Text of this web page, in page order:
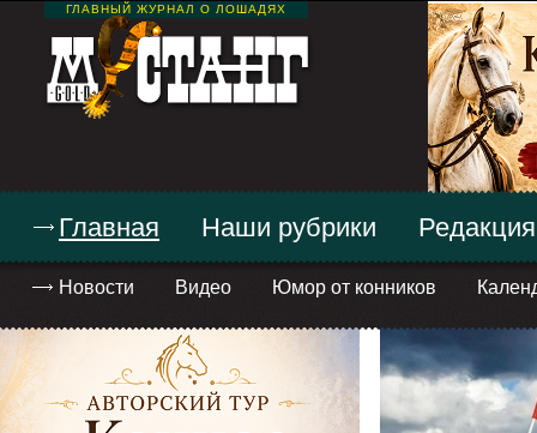
ГЛАВНЫЙ ЖУРНАЛ О ЛОШАДЯХ
Главная
Новости Видео Юмор от конников
Наши рубрики Редакция